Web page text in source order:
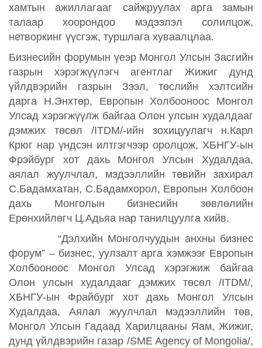
хамтын ажиллагааг сайжруулах арга замын
талаар хоорондоо мэдээлэл солилцож,
нетворкинг үүсгэж, туршлага хуваалцлаа.
Бизнесийн форумын үеэр Монгол Улсын Засгийн
газрын хэрэгжүүлэгч агентлаг Жижиг дунд
үйлдвэрийн газрын Зээл, төслийн хэлтсийн
дарга Н.Энхтөр, Европын Холбооноос Монгол
Улсад хэрэгжүүлж байгаа Олон улсын худалдааг
дэмжих төсөл /ITDM/-ийн зохицуулагч н.Карл
Крюг нар үндсэн илтгэгчээр оролцож, ХБНГУ-ын
Фрэйбург хот дахь Монгол Улсын Худалдаа,
аялал жуулчлал, мэдээллийн төвийн захирал
С.Бадамхатан, С.Бадамхорол, Европын Холбоон
дахь Монголын бизнесийн зөвлөлийн
Ерөнхийлөгч Ц.Адьяа нар танилцуулга хийв.
“Дэлхийн Монголчуудын анхны бизнес
форум” –бизнес, уулзалт арга хэмжээг Европын
Холбооноос Монгол Улсад хэрэгжиж байгаа
Олон улсын худалдааг дэмжих төсөл /ITDM/,
ХБНГУ-ын Фрайбург хот дахь Монгол Улсын
Худалдаа, Аялал жуулчлал мэдээллийн төв,
Монгол Улсын Гадаад Харилцааны Яам, Жижиг,
дунд үйлдвэрийн газар /SME Agency of Mongolia/,